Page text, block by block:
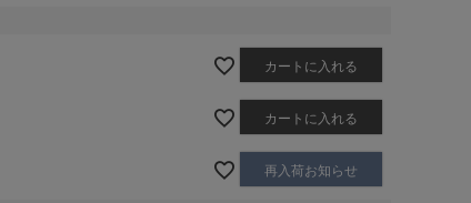
カートに入れる
カートに入れる
再入荷お知らせ